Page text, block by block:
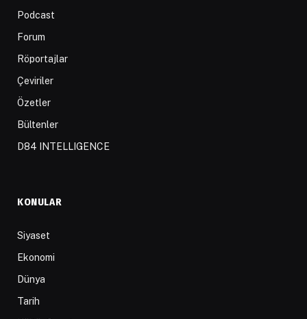
Podcast
Forum
Röportajlar
Çeviriler
Özetler
Bültenler
D84 INTELLIGENCE
KONULAR
Siyaset
Ekonomi
Dünya
Tarih